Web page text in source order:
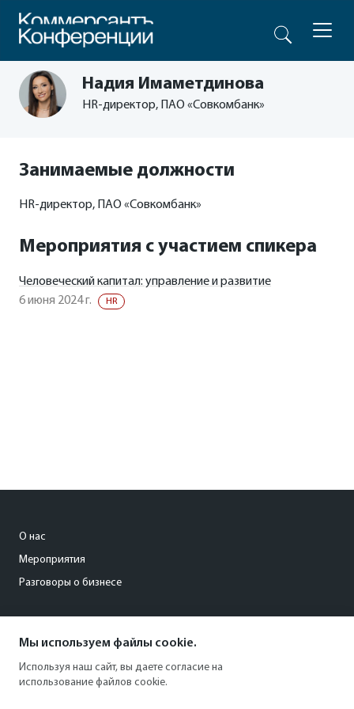
Надия Имаметдинова
HR-директор, ПАО «Совкомбанк»
Занимаемые должности
HR-директор, ПАО «Совкомбанк»
Мероприятия с участием спикера
Человеческий капитал: управление и развитие
6 июня 2024 г.
HR
О нас
Мероприятия
Разговоры о бизнесе
+7 (495) 797-69-70
Мы используем файлы cookie.
Используя наш сайт, вы даете согласие на
использование файлов cookie.